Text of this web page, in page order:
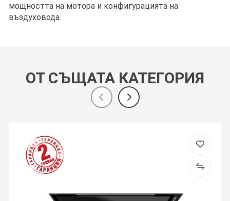
мощността на мотора и конфигурацията на
въздуховода.
ОТ СЪЩАТА КАТЕГОРИЯ